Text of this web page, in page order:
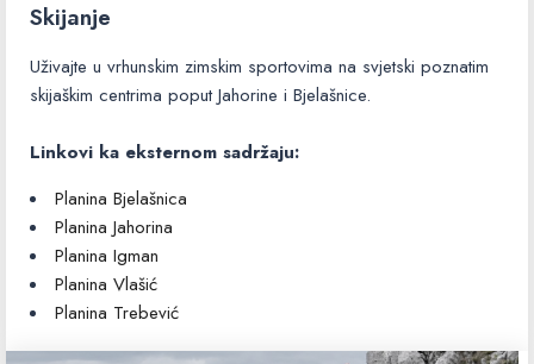
Skijanje
Uživajte u vrhunskim zimskim sportovima na svjetski poznatim
skijaškim centrima poput Jahorine i Bjelašnice.
Linkovi ka eksternom sadržaju:
Planina Bjelašnica
Planina Jahorina
Planina Igman
Planina Vlašić
Planina Trebević